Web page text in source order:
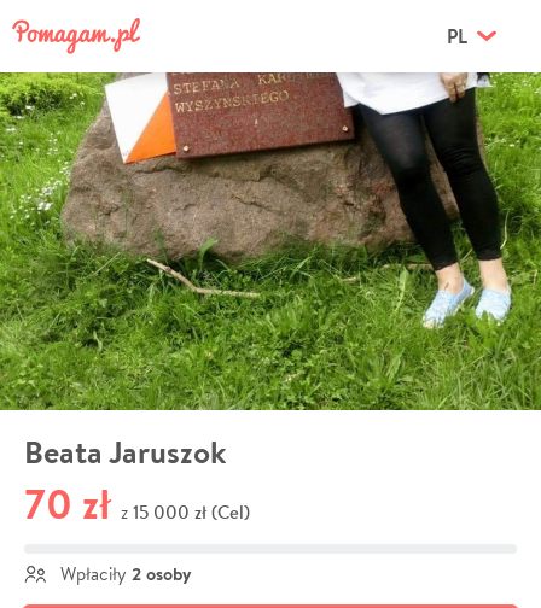
PL
Beata Jaruszok
70 zł z 15 000 zł (Cel)
Wpłaciły 2 osoby